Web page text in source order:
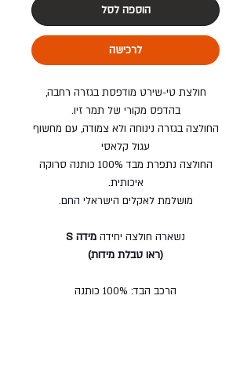
הוספה לסל
לרכישה
חולצת טי-שירט מודפסת בגזרה רחבה,
בהדפס מקורי של תמר זיו.
החולצה בגזרה נינוחה ולא צמודה, עם מחשוף
עגול קלאסי
החולצה נתפרת מבד 100% כותנה סרוקה
איכותית.
מושלמת לאקלים הישראלי החם.
נשארה חולצה יחידה מידה S
(ראו טבלת מידות)
הרכב הבד: 100% כותנה